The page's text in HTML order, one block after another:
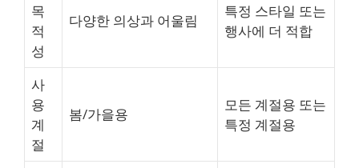
목
적
성
다양한 의상과 어울림
특정 스타일 또는
행사에 더 적합
사
용
계
절
봄/가을용
모든 계절용 또는
특정 계절용